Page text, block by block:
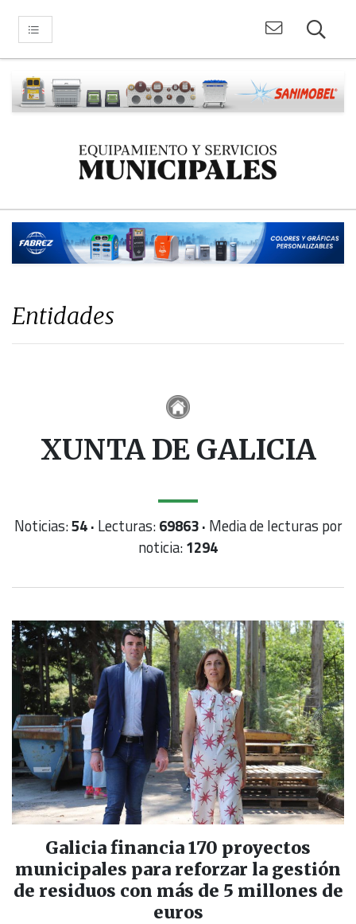
Entidades
XUNTA DE GALICIA
Noticias:54 · Lecturas:69863 · Media de lecturas por
noticia:1294
Galicia financia 170 proyectos
municipales para reforzar la gestión
de residuos con más de 5 millones de
euros